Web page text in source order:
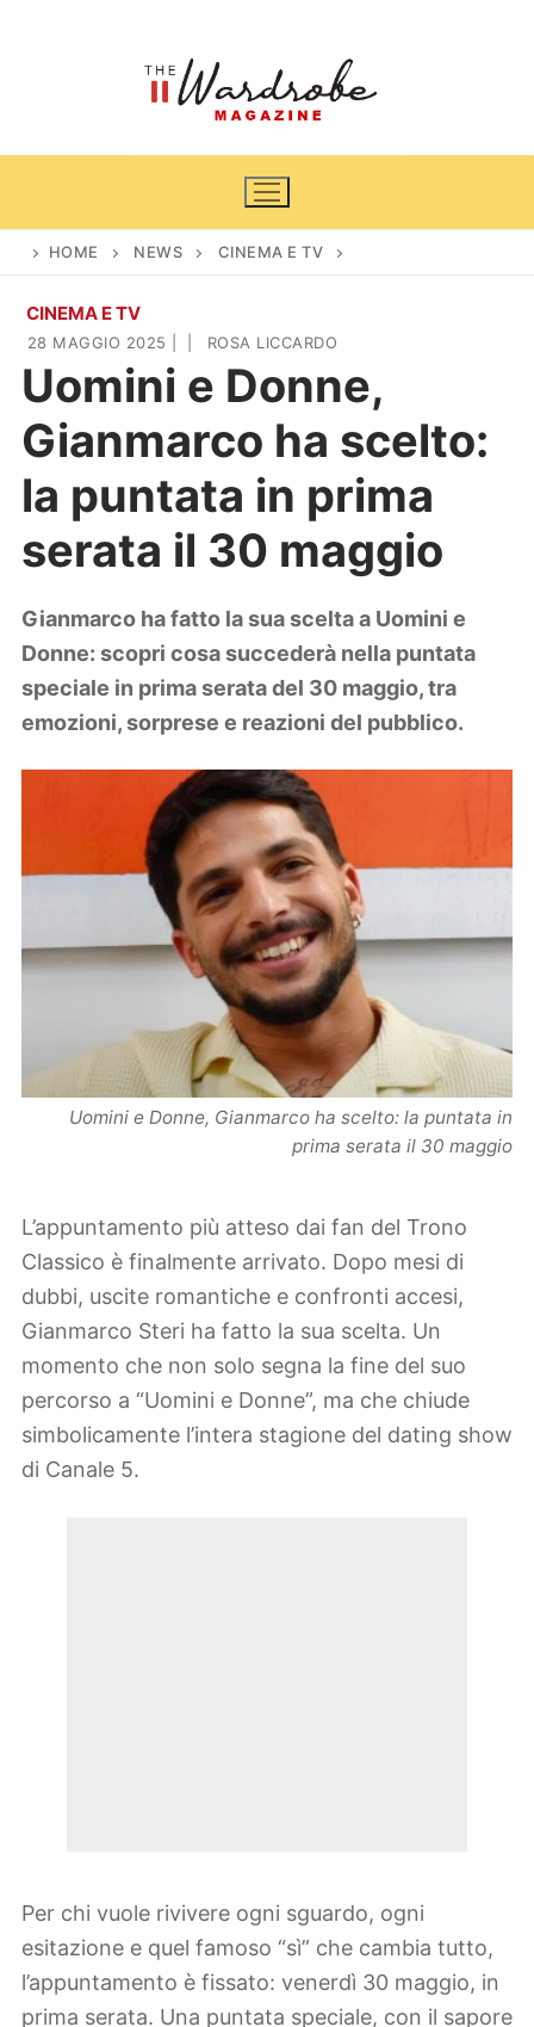
Home
News
Cinema e TV
Casa & Giardino
Arredamento
Piante e fiori
DIY
Lifestyle
Viaggi
HOME NEWS CINEMA E TV
CINEMA E TV
28 MAGGIO 2025 ROSA LICCARDO
Uomini e Donne,
Gianmarco ha scelto:
la puntata in prima
serata il 30 maggio
Gianmarco ha fatto la sua scelta a Uomini e
Donne: scopri cosa succederà nella puntata
speciale in prima serata del 30 maggio, tra
emozioni, sorprese e reazioni del pubblico.
Uomini e Donne, Gianmarco ha scelto: la puntata in
prima serata il 30 maggio
L’appuntamento più atteso dai fan del Trono
Classico è finalmente arrivato. Dopo mesi di
dubbi, uscite romantiche e confronti accesi,
Gianmarco Steri ha fatto la sua scelta. Un
momento che non solo segna la fine del suo
percorso a “Uomini e Donne”, ma che chiude
simbolicamente l’intera stagione del dating show
di Canale 5.
Per chi vuole rivivere ogni sguardo, ogni
esitazione e quel famoso “sì” che cambia tutto,
l’appuntamento è fissato: venerdì 30 maggio, in
prima serata. Una puntata speciale, con il sapore